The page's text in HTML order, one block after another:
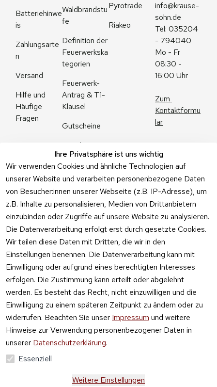
Ihre Privatsphäre ist uns wichtig
Wir verwenden Cookies und ähnliche Technologien auf
unserer Website und verarbeiten personenbezogene Daten
von Besucher:innen unserer Webseite (z.B. IP-Adresse), um
z.B. Inhalte zu personalisieren, Medien von Drittanbietern
einzubinden oder Zugriffe auf unsere Website zu analysieren.
Die Datenverarbeitung erfolgt erst durch gesetzte Cookies.
Wir teilen diese Daten mit Dritten, die wir in den
Einstellungen benennen. Die Datenverarbeitung kann mit
Einwilligung oder aufgrund eines berechtigten Interesses
erfolgen. Die Zustimmung kann erteilt oder abgelehnt
werden. Es besteht das Recht, nicht einzuwilligen und die
Einwilligung zu einem späteren Zeitpunkt zu ändern oder zu
widerrufen. Beachten Sie unser Impressum und weitere
Hinweise zur Verwendung personenbezogener Daten in
unserer Datenschutzerklärung.
Essenziell
Weitere Einstellungen
Batteriehinwe
is
Zahlungsarte
n
Versand
Hilfe und
Häufige
Fragen
Waldbrandstu
fe
Definition der
Feuerwerkska
tegorien
Feuerwerk-
Antrag & T1-
Klausel
Gutscheine
Angebote
Feuerwerk
Online kaufen
Pyrotrade
Riakeo
info@krause-
sohn.de
Tel: 035204
- 794040
Mo - Fr
08:30 -
16:00 Uhr
Zum
Kontaktformu
lar
Vertrag
widerrufen